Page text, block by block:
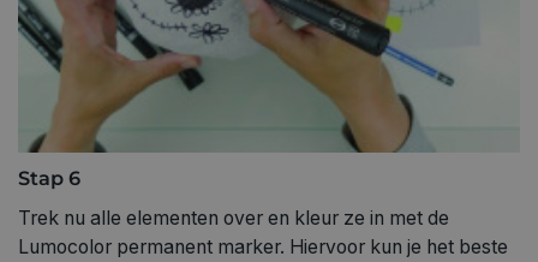
Stap 6
Trek nu alle elementen over en kleur ze in met de
Lumocolor permanent marker. Hiervoor kun je het beste